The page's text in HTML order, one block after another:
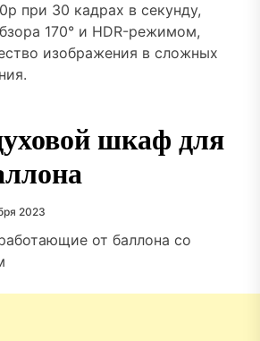
при 30 кадрах в секунду,
170° и HDR-режимом,
изображения в сложных
шкаф для
2023
от баллона со